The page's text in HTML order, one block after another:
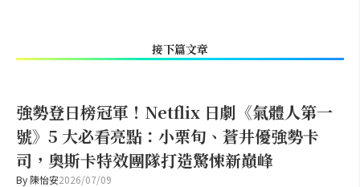
接下篇文章
強勢登日榜冠軍！Netflix 日劇《氣體人第一
號》5 大必看亮點：小栗旬、蒼井優強勢卡
司，奧斯卡特效團隊打造驚悚新巔峰
By 陳怡安2026/07/09